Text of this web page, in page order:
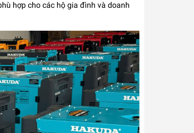
hợp cho các hộ gia đình và doanh